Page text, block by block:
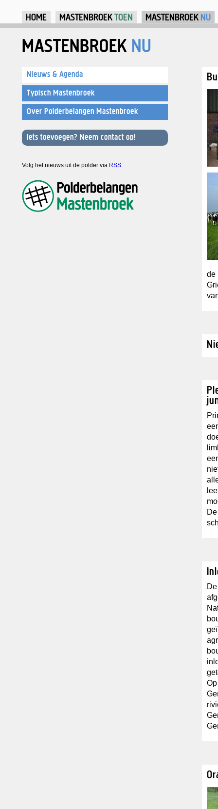
HOME MASTENBROEKTOEN MASTENBROEK NU
MASTENBROEK NU
de
Nieuws & Agenda
Typisch Mastenbroek
Over Polderbelangen Mastenbroek
Iets toevoegen? Neem contact op!
Volg het nieuws uit de polder via RSS